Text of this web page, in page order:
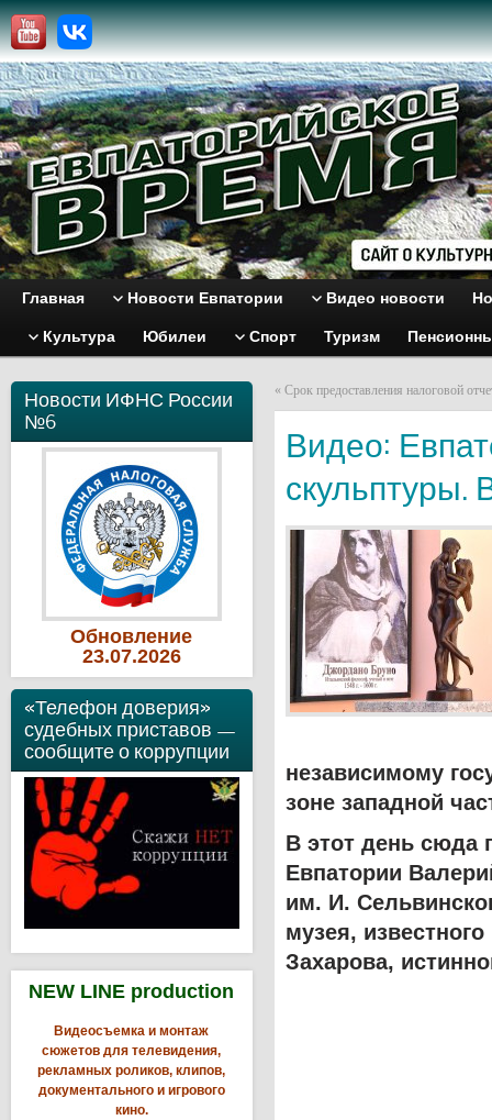
Главная Новости Евпатории Видео новости
Культура Юбилеи Спорт Туризм
Новости ИФНС России
№6
Обновление
23.07.2026
«Телефон доверия»
судебных приставов —
сообщите о коррупции
NEW LINE production
Видеосъемка и монтаж
сюжетов для телевидения,
рекламных роликов, клипов,
документального и игрового
кино.
« Срок предоставления налоговой
Видео:
скульптуры.
независимому
зоне западной
В этот день сюда
Евпатории
им. И.
музея,
Захарова,